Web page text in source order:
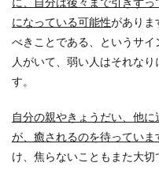
になっている可能性がありま
べきことである、というサ
人がいて、弱い人はそれな
す。
自分の親やきょうだい、他
が、癒されるのを待っていま
け、焦らないこともまた大切